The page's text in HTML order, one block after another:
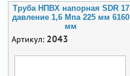
Труба НПВХ напорная SDR 17
давление 1,6 Мпа 225 мм 6160
мм
Артикул: 2043